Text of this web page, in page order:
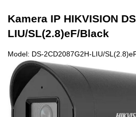
Kamera IP HIKVISION
LIU/SL(2.8)eF/Black
Model: DS-2CD2087G2H-LIU/